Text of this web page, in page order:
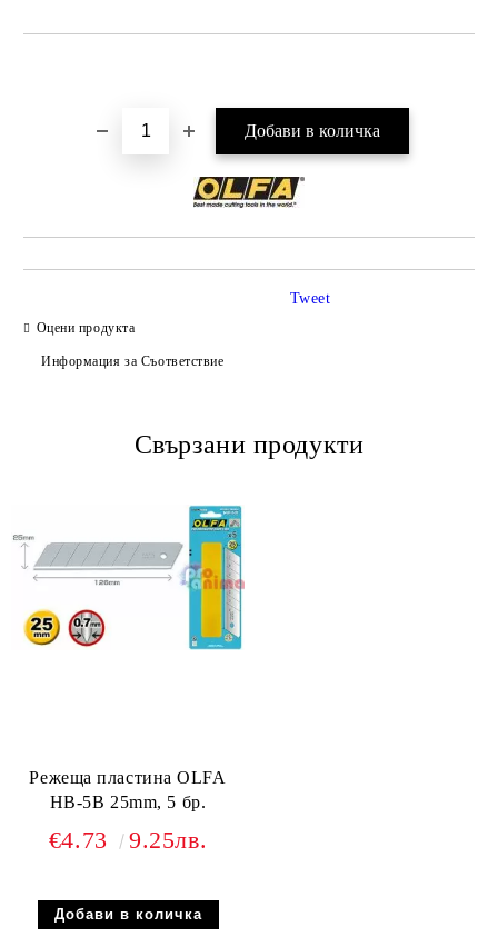
Оцени продукта
Информация за Съответствие
Tweet
Свързани продукти
Режеща пластина OLFA
HB-5B 25mm, 5 бр.
€4.73 9.25лв.